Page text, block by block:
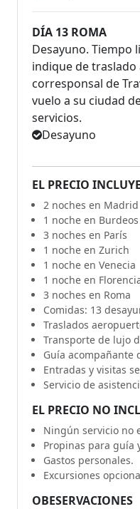
DÍA 13 ROMA
Desayuno. Tiempo
indique de
corresponsal de
vuelo a su ciudad
servicios.
Desayuno
EL PRECIO INCLUYE
2 noches en Madrid
1 noche en Burdeos
3 noches en París
1 noche en Zurich
1 noche en Venecia
1 noche en
3 noches en Roma
Comidas: 13
Traslados
Transporte de lujo
Guía acompañante
Entradas y visitas
Servicio de
EL PRECIO NO
Ningún servicio no
Propinas para guía
Gastos personales.
Excursiones
OBESERVACIONES